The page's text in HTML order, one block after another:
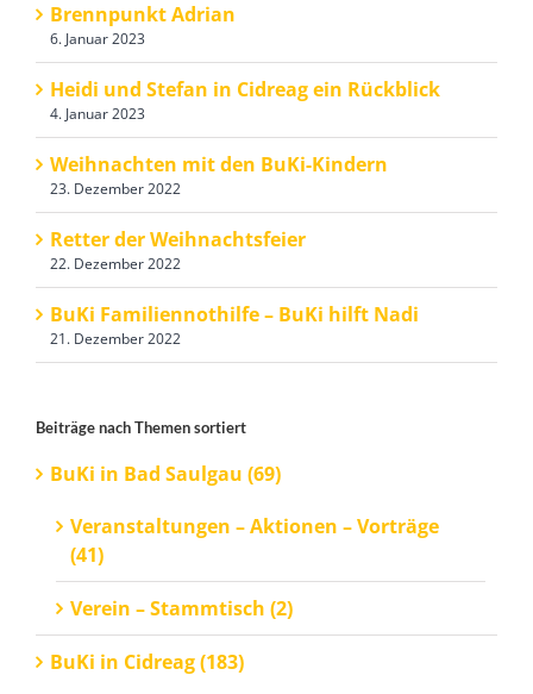
Brennpunkt Adrian
6. Januar 2023
Heidi und Stefan in Cidreag ein Rückblick
4. Januar 2023
Weihnachten mit den BuKi-Kindern
23. Dezember 2022
Retter der Weihnachtsfeier
22. Dezember 2022
BuKi Familiennothilfe – BuKi hilft Nadi
21. Dezember 2022
Beiträge nach Themen sortiert
BuKi in Bad Saulgau (69)
Veranstaltungen – Aktionen – Vorträge
(41)
Verein – Stammtisch (2)
BuKi in Cidreag (183)